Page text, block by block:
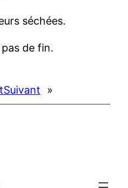
séchées.
pas de fin.
Suivant »